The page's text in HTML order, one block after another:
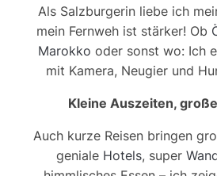
Als Salzburgerin liebe ich
mein Fernweh ist stärker! Ob
Marokko oder sonst wo: Ich
mit Kamera, Neugier und
Kleine Auszeiten,
Auch kurze Reisen bringen
geniale Hotels, super